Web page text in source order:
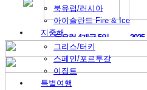
북유럽/러시아
아이슬란드 Fire & Ice
지중해
그리스/터키
스페인/포르투갈
이집트
특별여행
2025
동유럽 4개국 5일